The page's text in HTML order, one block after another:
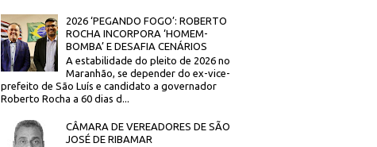
2026 ‘PEGANDO FOGO’: ROBERTO
ROCHA INCORPORA ‘HOMEM-
BOMBA’ E DESAFIA CENÁRIOS
A estabilidade do pleito de 2026 no
Maranhão, se depender do ex-vice-
prefeito de São Luís e candidato a governador
Roberto Rocha a 60 dias d...
CÂMARA DE VEREADORES DE SÃO
JOSÉ DE RIBAMAR